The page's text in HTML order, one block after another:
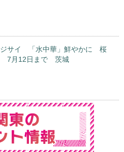
ジサイ 「水中華」鮮やかに 桜
7月12日まで 茨城